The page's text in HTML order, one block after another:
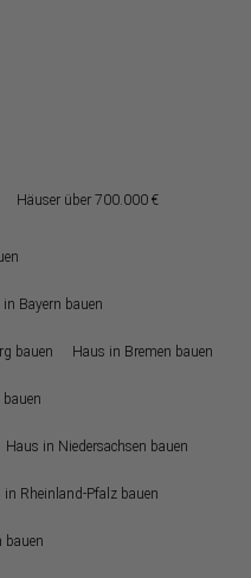
Häuser über 700.000 €
in Bayern bauen
bauen Haus in Bremen bauen
Haus in Niedersachsen bauen
in Rheinland-Pfalz bauen
bauen